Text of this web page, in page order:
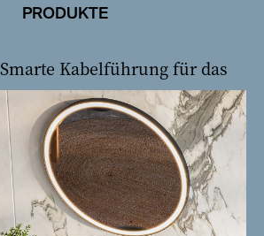
PRODUKTE
Smarte Kabelführung für das